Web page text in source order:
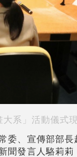
系」活動儀式
委、宣傳部部
聞發言人駱莉